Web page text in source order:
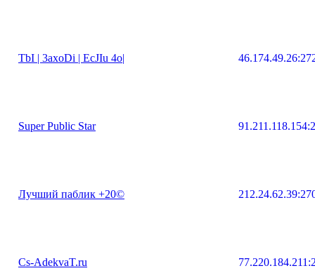
TbI | 3axoDi | EcJIu 4o|
Super Public Star
Лучший паблик +20©
Cs-AdekvaT.ru